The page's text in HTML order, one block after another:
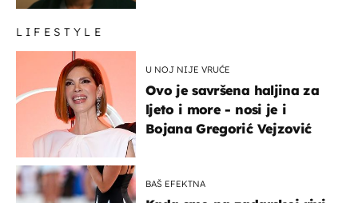
LIFESTYLE
U NOJ NIJE VRUĆE
Ovo je savršena haljina za
ljeto i more - nosi je i
Bojana Gregorić Vejzović
BAŠ EFEKTNA